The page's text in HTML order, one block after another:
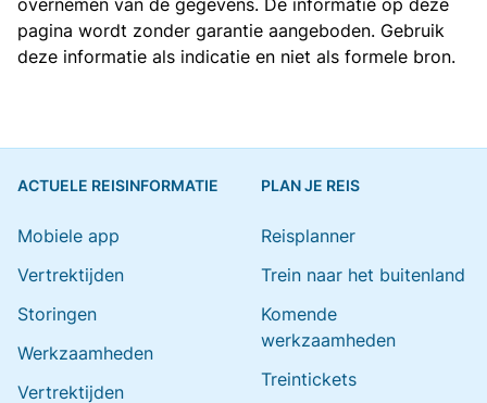
overnemen van de gegevens. De informatie op deze
pagina wordt zonder garantie aangeboden. Gebruik
deze informatie als indicatie en niet als formele bron.
ACTUELE REISINFORMATIE
Mobiele app
Vertrektijden
Storingen
Werkzaamheden
Vertrektijden
PLAN JE REIS
Reisplanner
Trein naar het buitenland
Komende
werkzaamheden
Treintickets